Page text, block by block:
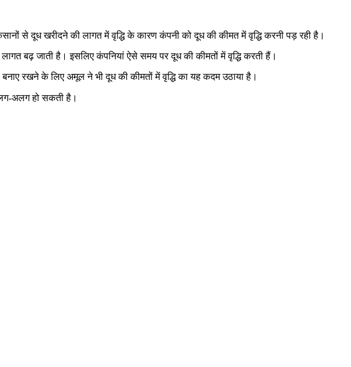
से दूध खरीदने की लागत में वृद्धि के कारण कंपनी को दूध की कीमत में वृद्धि करनी पड़ रही है।
बढ़ जाती है। इसलिए कंपनियां ऐसे समय पर दूध की कीमतों में वृद्धि करती हैं।
रखने के लिए अमूल ने भी दूध की कीमतों में वृद्धि का यह कदम उठाया है।
अलग हो सकती है।